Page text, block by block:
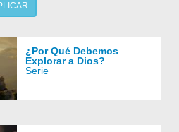
¿Por Qué Debemos
Explorar a Dios?
Serie